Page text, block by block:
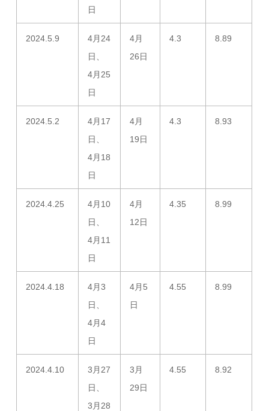
日
2024.5.9
4月24
日、
4月25
日
4月
26日
4.3 8.89
2024.5.2
4月17
日、
4月18
日
4月
19日
4.3 8.93
2024.4.25
4月10
日、
4月11
日
4月
12日
4.35 8.99
2024.4.18
4月3
日、
4月4
日
4月5
日
4.55 8.99
2024.4.10
3月27
日、
3月28
3月
29日
4.55 8.92